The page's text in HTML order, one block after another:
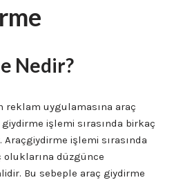
Nedir?
reklam uygulamasına araç
işlemi sırasında birkaç
işlemi sırasında
düzgünce
Bu sebeple araç giydirme